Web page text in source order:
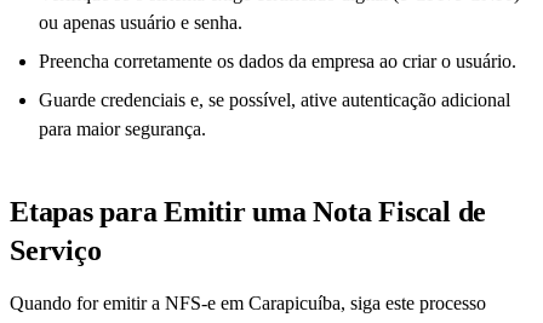
ou apenas usuário e senha.
Preencha corretamente os dados da empresa ao criar o usuário.
Guarde credenciais e, se possível, ative autenticação adicional
para maior segurança.
Etapas para Emitir uma Nota Fiscal de
Serviço
Quando for emitir a NFS-e em Carapicuíba, siga este processo